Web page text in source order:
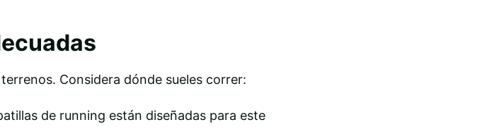
Considera dónde sueles correr:
de running están diseñadas para este